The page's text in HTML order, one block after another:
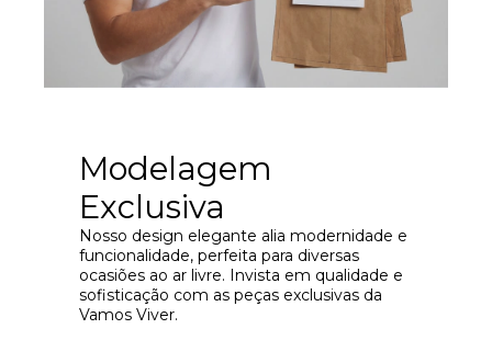
Modelagem
Exclusiva
Nosso design elegante alia modernidade e
funcionalidade, perfeita para diversas
ocasiões ao ar livre. Invista em qualidade e
sofisticação com as peças exclusivas da
Vamos Viver.